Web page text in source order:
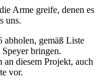
Arme greife, denen es
uns.
abholen, gemäß Liste
bringen.
diesem Projekt, auch
vor.